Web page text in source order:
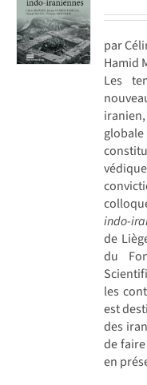
par
Hamid
Les
indo-
de
du
les
est
des
de
en